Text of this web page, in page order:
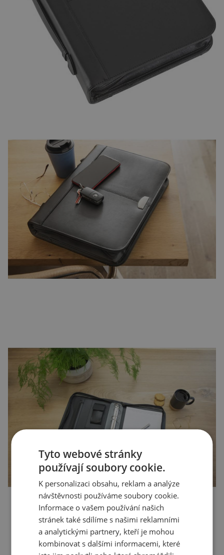
Tyto webové stránky
používají soubory cookie.
K personalizaci obsahu, reklam a analýze
návštěvnosti používáme soubory cookie.
Informace o vašem používání našich
stránek také sdílíme s našimi reklamními
a analytickými partnery, kteří je mohou
kombinovat s dalšími informacemi, které